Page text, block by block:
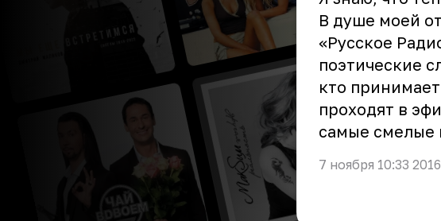
В душе моей
«Русское
поэтические
кто
проходят в
самые смелые
7 ноября 10:33 2016